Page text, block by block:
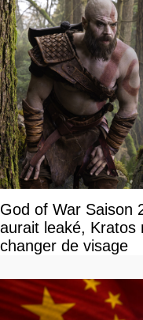
God of War Saison
aurait leaké, Kratos
changer de visage